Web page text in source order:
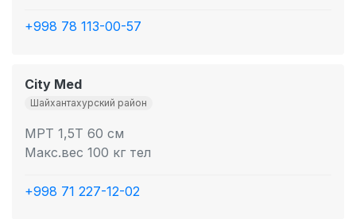
+998 78 113-00-57
City Med
Шайхантахурский район
МРТ 1,5Т 60 см
Макс.вес 100 кг тел
+998 71 227-12-02